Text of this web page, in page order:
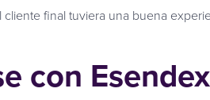
final tuviera una buena
con